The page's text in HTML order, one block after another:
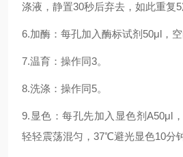
涤液，静置30秒后弃去，如此重复5
6.加酶：每孔加入酶标试剂50μl，空
7.温育：操作同3。
8.洗涤：操作同5。
9.显色：每孔先加入显色剂A50μl
轻轻震荡混匀，37℃避光显色10分